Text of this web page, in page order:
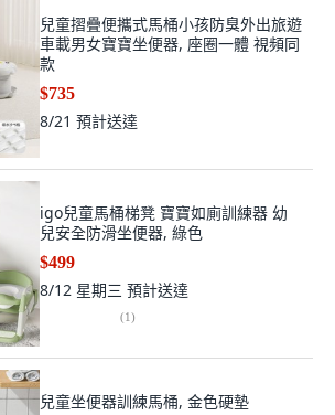
兒童摺疊便攜式馬桶小孩防臭外出旅遊
車載男女寶寶坐便器, 座圈一體 視頻同
款
$735
8/21 預計送達
igo兒童馬桶梯凳 寶寶如廁訓練器 幼
兒安全防滑坐便器, 綠色
$499
8/12 星期三 預計送達
(1)
兒童坐便器訓練馬桶, 金色硬墊